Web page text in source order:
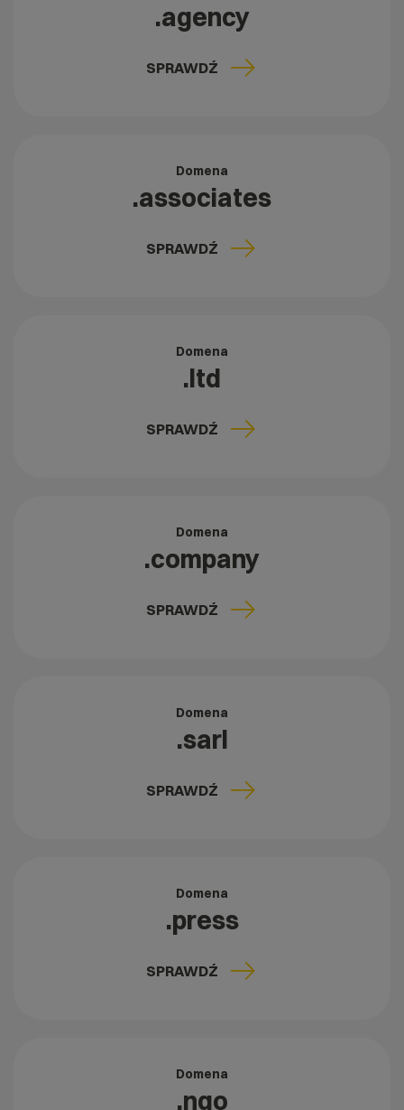
.agency
SPRAWDŹ
Domena
.associates
SPRAWDŹ
Domena
.ltd
SPRAWDŹ
Domena
.company
SPRAWDŹ
Domena
.sarl
SPRAWDŹ
Domena
.press
SPRAWDŹ
Domena
.ngo